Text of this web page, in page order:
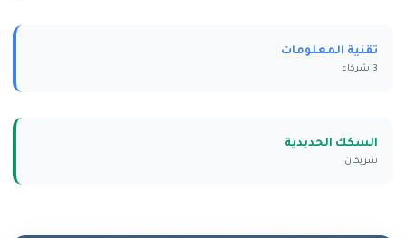
تقنية المعلومات
3 شركاء
السكك الحديدية
شريكان